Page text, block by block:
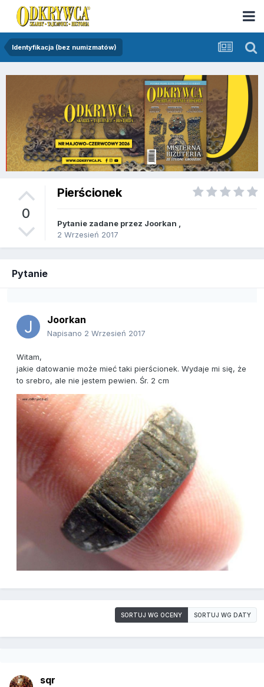
Identyfikacja (bez numizmatów)
0
Pierścionek
Pytanie zadane przez Joorkan
2 Wrzesień 2017
Pytanie
Joorkan
Napisano 2 Wrzesień 2017
Witam,
jakie datowanie może mieć taki pierścionek. Wydaje mi się, że
to srebro, ale nie jestem pewien. Śr. 2 cm
SORTUJ WG OCENY SORTUJ WG DATY
sqr